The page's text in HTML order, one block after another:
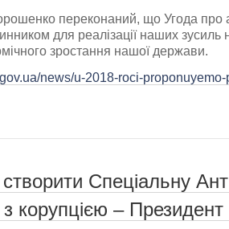
переконаний, що Угода про
для реалізації наших зусиль
зростання нашої держави.
news/u-2018-roci-
Спеціальну
корупцією –